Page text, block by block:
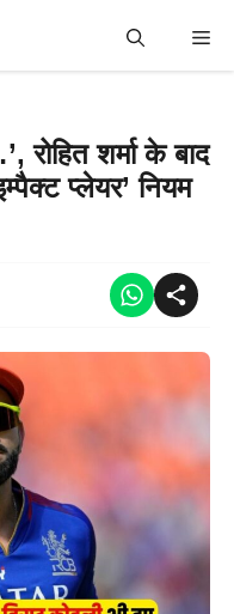
रोहित शर्मा के बाद
प्लेयर’ नियम